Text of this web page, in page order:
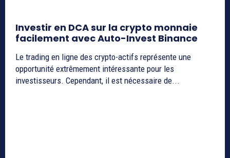
Investir en DCA sur la crypto monnaie
facilement avec Auto-Invest Binance
Le trading en ligne des crypto-actifs représente une
opportunité extrêmement intéressante pour les
investisseurs. Cependant, il est nécessaire de...